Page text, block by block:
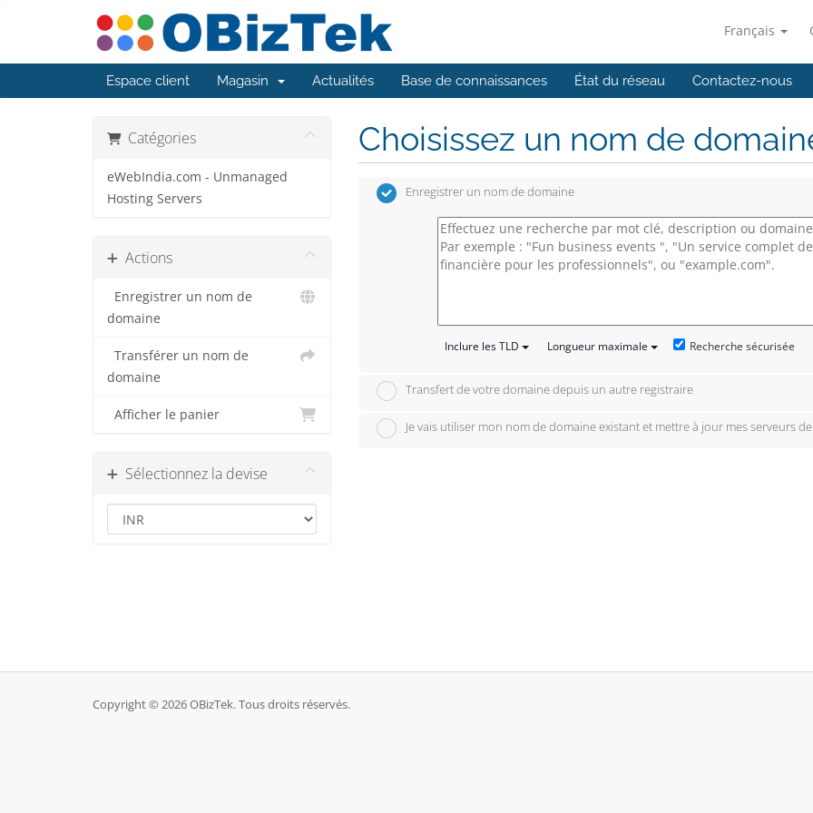
Français
Espace client Magasin Actualités Base de connaissances État du réseau Contactez-nous
Catégories
eWebIndia.com - Unmanaged
Hosting Servers
Actions
Enregistrer un nom de
domaine
Transférer un nom de
domaine
Afficher le panier
Sélectionnez la devise
Choisissez un nom de
Enregistrer un nom de domaine
Inclure les TLD Longueur maximale Recherche sécurisée
Transfert de votre domaine depuis un autre registraire
Je vais utiliser mon nom de domaine existant et mettre à jour mes serveurs
Copyright © 2026 OBizTek. Tous droits réservés.